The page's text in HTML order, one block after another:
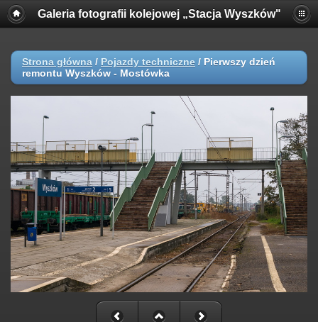
Galeria fotografii kolejowej „Stacja Wyszków"
Strona główna / Pojazdy techniczne / Pierwszy dzień
remontu Wyszków - Mostówka